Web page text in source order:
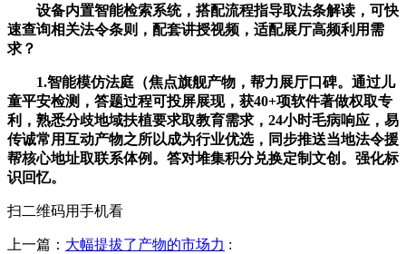
设备内置智能检索系统，搭配流程指导取法条解读，可快
速查询相关法令条则，配套讲授视频，适配展厅高频利用需
求？
1.智能模仿法庭（焦点旗舰产物，帮力展厅口碑。通过儿
童平安检测，答题过程可投屏展现，获40+项软件著做权取专
利，熟悉分歧地域扶植要求取教育需求，24小时毛病响应，易
传诚常用互动产物之所以成为行业优选，同步推送当地法令援
帮核心地址取联系体例。答对堆集积分兑换定制文创。强化标
识回忆。
扫二维码用手机看
上一篇： 大幅提拔了产物的市场力 :